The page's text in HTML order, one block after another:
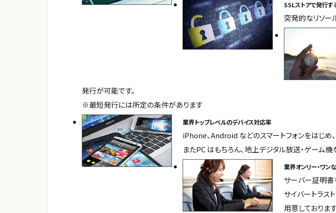
SSLストアで発行
突発的なリソー
発行が可能です。
※最短発行には所定の条件があります
業界トップレベルのデバイス対応率
iPhone、Android などのスマートフォンをはじめ
またPC はもちろん、地上デジタル放送・ゲーム
業界オンリー・ワン
サーバー証明書
サイバートラス
用意しております